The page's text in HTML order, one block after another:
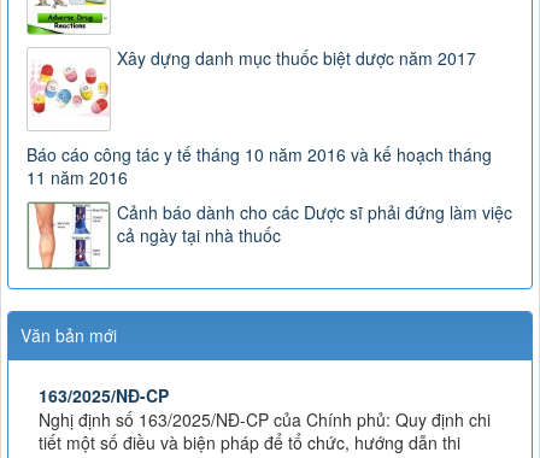
Xây dựng danh mục thuốc biệt dược năm 2017
Báo cáo công tác y tế tháng 10 năm 2016 và kế hoạch tháng
11 năm 2016
Cảnh báo dành cho các Dược sĩ phải đứng làm việc
cả ngày tại nhà thuốc
Văn bản mới
tiết một số điều và biện pháp để tổ chức, hướng dẫn thi
hành Luật Dược
Lượt xem:2909 | lượt tải:0